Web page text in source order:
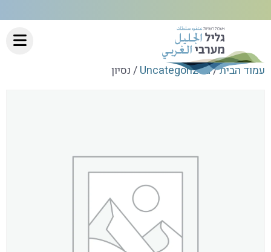
עמוד הבית/
Uncategorized/ נסיון